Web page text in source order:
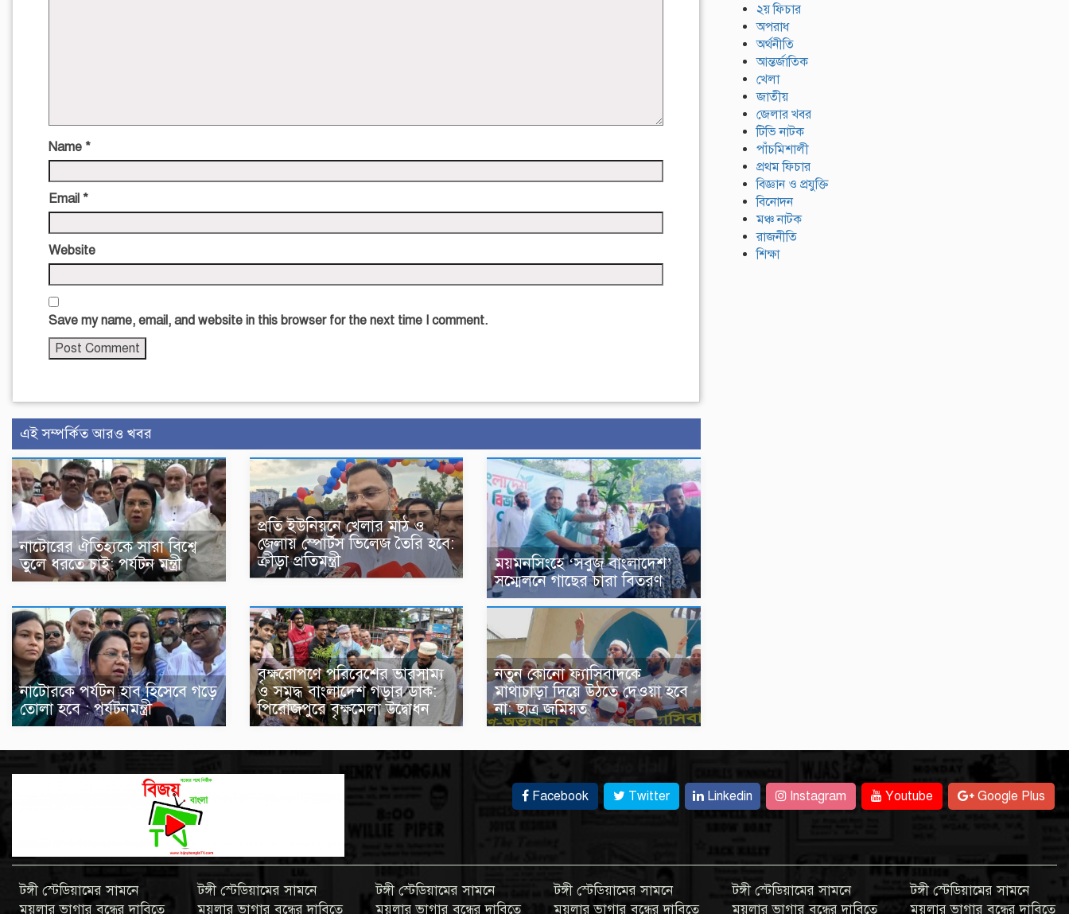
Name *
Email *
Website
Save my name, email, and website in this browser for the next time I comment.
এই সম্পর্কিত আরও খবর
নাটোরের ঐতিহ্যকে সারা বিশ্বে
তুলে ধরতে চাই: পর্যটন মন্ত্রী
প্রতি ইউনিয়নে খেলার মাঠ ও
জেলায় স্পোর্টস ভিলেজ তৈরি হবে:
ক্রীড়া প্রতিমন্ত্রী
ময়মনসিংহে ‘সবুজ বাংলাদেশ’
সম্মেলনে গাছের চারা বিতরণ
নাটোরকে পর্যটন হাব হিসেবে গড়ে
তোলা হবে : পর্যটনমন্ত্রী
বৃক্ষরোপণে পরিবেশের ভারসাম্য
ও সমৃদ্ধ বাংলাদেশ গড়ার ডাক:
পিরোজপুরে বৃক্ষমেলা উদ্বোধন
নতুন কোনো ফ্যাসিবাদকে
মাথাচাড়া দিয়ে উঠতে দেওয়া হবে
না: ছাত্র জমিয়ত
২য় ফিচার
অপরাধ
অর্থনীতি
আন্তর্জাতিক
খেলা
জাতীয়
জেলার খবর
টিভি নাটক
পাঁচমিশালী
প্রথম ফিচার
বিজ্ঞান ও প্রযুক্তি
বিনোদন
মঞ্চ নাটক
রাজনীতি
শিক্ষা
Facebook Twitter Linkedin Instagram Youtube Google Plus
টঙ্গী স্টেডিয়ামের সামনে
ময়লার ভাগার বন্ধের দাবিতে
টঙ্গী স্টেডিয়ামের সামনে
ময়লার ভাগার বন্ধের দাবিতে
টঙ্গী স্টেডিয়ামের সামনে
ময়লার ভাগার বন্ধের দাবিতে
টঙ্গী স্টেডিয়ামের সামনে
ময়লার ভাগার বন্ধের দাবিতে
টঙ্গী স্টেডিয়ামের সামনে
ময়লার ভাগার বন্ধের দাবিতে
টঙ্গী স্টেডিয়ামের সামনে
ময়লার ভাগার বন্ধের দাবিতে